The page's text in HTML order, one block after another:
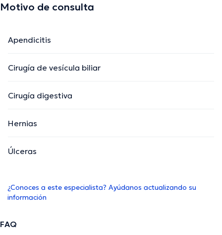
Motivo de consulta
Apendicitis
Cirugía de vesícula biliar
Cirugía digestiva
Hernias
Úlceras
¿Conoces a este especialista? Ayúdanos actualizando su
información
FAQ